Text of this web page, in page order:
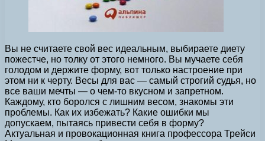
Вы не считаете свой вес идеальным, выбираете диету
пожестче, но толку от этого немного. Вы мучаете себя
голодом и держите форму, вот только настроение при
этом ни к черту. Весы для вас — самый строгий судья, но
все ваши мечты — о чем-то вкусном и запретном.
Каждому, кто боролся с лишним весом, знакомы эти
проблемы. Как их избежать? Какие ошибки мы
допускаем, пытаясь привести себя в форму?
Актуальная и провокационная книга профессора Трейси